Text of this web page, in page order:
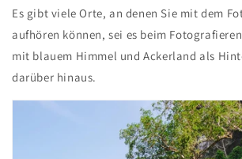
Es gibt viele Orte, an denen Sie mit dem
aufhören können, sei es beim
mit blauem Himmel und Ackerland als
darüber hinaus.